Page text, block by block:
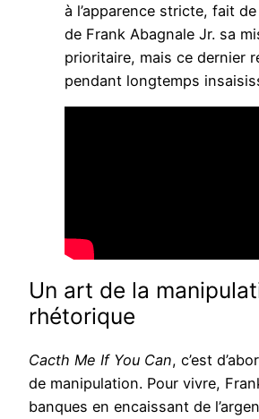
à l’apparence stricte, fait
de Frank Abagnale Jr. sa
prioritaire, mais ce dernier
pendant longtemps
Un art de la
rhétorique
Cacth Me If You Can, c’est
de manipulation. Pour vivre,
banques en encaissant de